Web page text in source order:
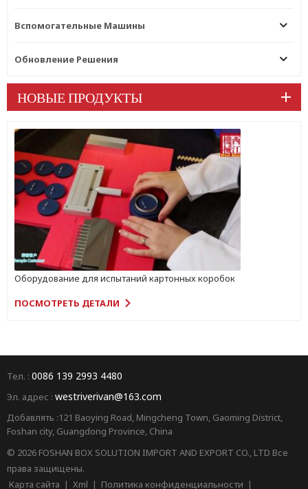
Вспомогательные Машины
Обновление Решения
НОВЫЕ ПРОДУКТЫ
Оборудование для испытаний картонных коробок
ПОСМОТРЕТЬ ДЕТАЛИ
Тел. : 0086 139 2993 4480
Эл. адрес : westriverivan@163.com
Добавлять :121 Baoying Road, Mingcheng Town, Gaoming District,
Foshan city, Guangdong Province, China
© 2026 FOSHAN BOX SOLUTION IMPORT AND EXPORT CO., LTD Все
права защищены.
Карта сайта | Xml | Политика конфиденциальности |